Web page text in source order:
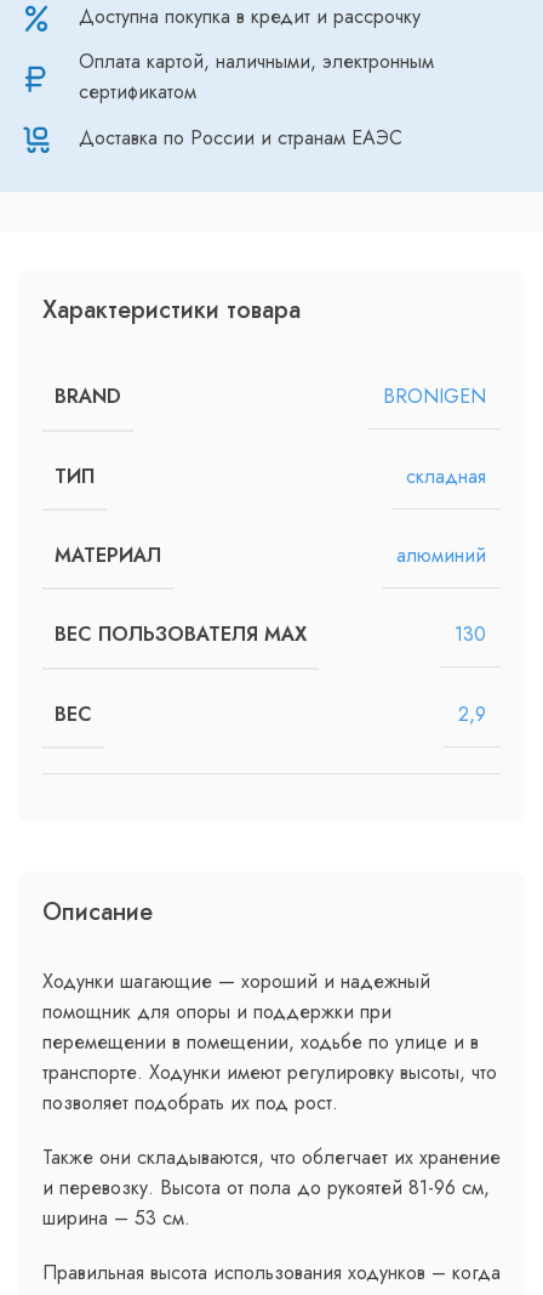
Доступна покупка в кредит и рассрочку
Оплата картой, наличными, электронным
сертификатом
Доставка по России и странам ЕАЭС
Описание
Ходунки шагающие — хороший и надежный
помощник для опоры и поддержки при
перемещении в помещении, ходьбе по улице и в
транспорте. Ходунки имеют регулировку высоты, что
позволяет подобрать их под рост.
Также они складываются, что облегчает их хранение
и перевозку. Высота от пола до рукоятей 81-96 см,
ширина – 53 см.
Правильная высота использования ходунков – когда
Характеристики товара
BRAND BRONIGEN
ТИП складная
МАТЕРИАЛ алюминий
ВЕС ПОЛЬЗОВАТЕЛЯ MAX 130
ВЕС 2,9